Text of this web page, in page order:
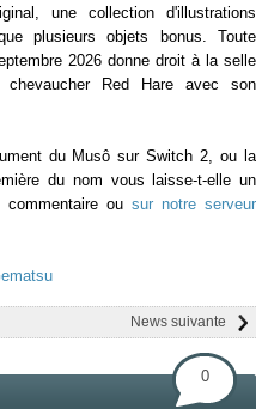
une collection d'illustrations
plusieurs objets bonus. Toute
2026 donne droit à la selle
Red Hare avec son
du Musô sur Switch 2, ou la
du nom vous laisse-t-elle un
ou sur notre serveur
News suivante
0